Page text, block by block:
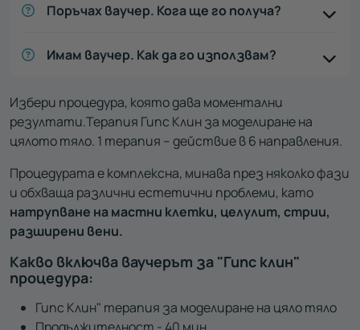
Поръчах ваучер. Кога ще го получа?
Имам ваучер. Как да го използвам?
Избери процедура, която дава моментални
резултати.Терапия Гипс Клин за моделиране на
цялото тяло. 1 терапия – действие в 6 направления.
Процедурата е комплексна, минава през няколко фази
и обхваща различни естетични проблеми, като
натрупване на мастни клетки, целулит, стрии,
разширени вени.
Какво включва ваучерът за "Гипс клин"
процедура:
Гипс Клин" терапия за моделиране на цяло тяло
Продължителност - 40 мин